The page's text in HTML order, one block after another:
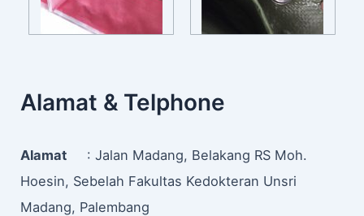
Alamat & Telphone
Alamat : Jalan Madang, Belakang RS Moh.
Hoesin, Sebelah Fakultas Kedokteran Unsri
Madang, Palembang